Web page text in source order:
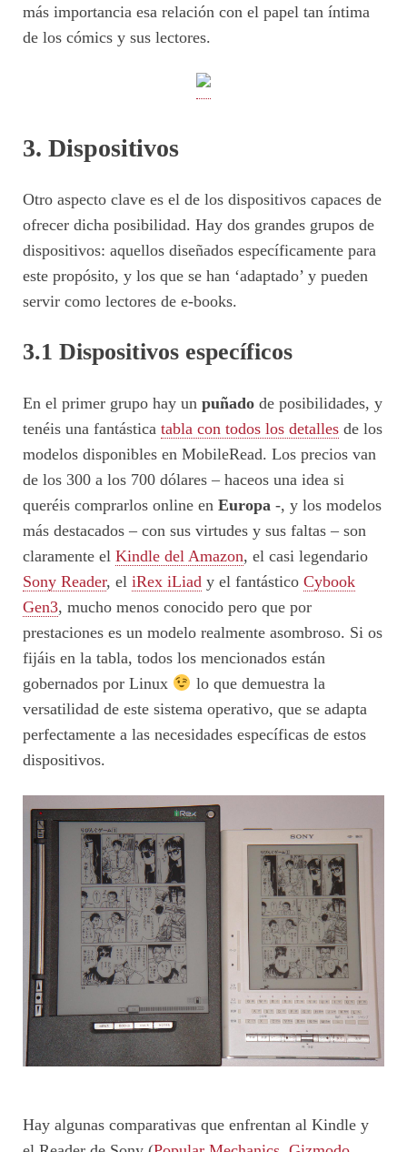
más importancia esa relación con el papel tan íntima
de los cómics y sus lectores.
3. Dispositivos
Otro aspecto clave es el de los dispositivos capaces de
ofrecer dicha posibilidad. Hay dos grandes grupos de
dispositivos: aquellos diseñados específicamente para
este propósito, y los que se han ‘adaptado’ y pueden
servir como lectores de e-books.
3.1 Dispositivos específicos
En el primer grupo hay un puñado de posibilidades, y
tenéis una fantástica tabla con todos los detalles de los
modelos disponibles en MobileRead. Los precios van
de los 300 a los 700 dólares – haceos una idea si
queréis comprarlos online en Europa -, y los modelos
más destacados – con sus virtudes y sus faltas – son
claramente el Kindle del Amazon, el casi legendario
Sony Reader, el iRex iLiad y el fantástico Cybook
Gen3, mucho menos conocido pero que por
prestaciones es un modelo realmente asombroso. Si os
fijáis en la tabla, todos los mencionados están
gobernados por Linux
lo que demuestra la
versatilidad de este sistema operativo, que se adapta
perfectamente a las necesidades específicas de estos
dispositivos.
Hay algunas comparativas que enfrentan al Kindle y